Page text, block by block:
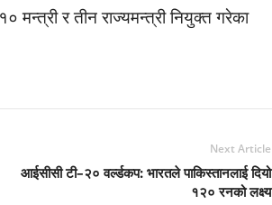
मन्त्री र तीन राज्यमन्त्री नियुक्त गरेका
Next Article
आईसीसी टी–२० वर्ल्डकप: भारतले पाकिस्तानलाई दियो
१२० रनको लक्ष्य